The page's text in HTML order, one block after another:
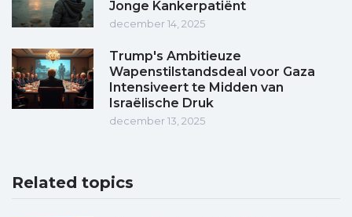
Jonge Kankerpatiënt
december 14, 2025
Trump's Ambitieuze
Wapenstilstandsdeal voor Gaza
Intensiveert te Midden van
Israëlische Druk
december 13, 2025
Related topics